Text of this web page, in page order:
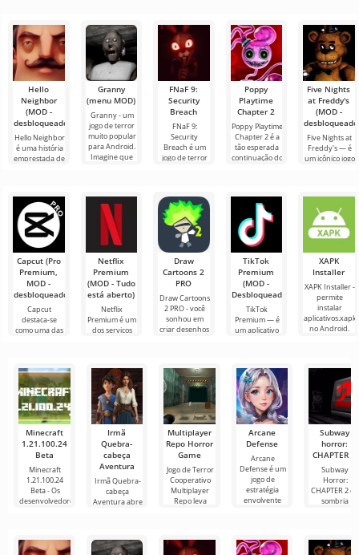
Hello
Neighbor
(MOD -
desbloqueado)
Hello Neighbor
é uma história
emprestada de
mas em
gráficos 3D,
para
Granny
(menu MOD)
Granny - um
jogo de terror
muito popular
para Android.
Imagine que
FNaF 9:
Security
Breach
FNaF 9:
Security
Breach é um
jogo de terror
conforto
Poppy
Playtime
Chapter 2
Poppy Playtime
Chapter 2 é a
tão esperada
continuação do
Five Nights
at Freddy's
(MOD -
Five Nights at
Freddy's — é
um icônico jogo
por Scott
Cawthon,
Capcut (Pro
Premium,
MOD -
desbloqueado)
Capcut
destaca-se
como uma das
para edição de
vídeo,
garantindo um
Netflix
Premium
(MOD - Tudo
está aberto)
Netflix
Premium é um
dos serviços
programas de
TV em
Draw
Cartoons 2
PRO
Draw Cartoons
2 PRO - você
sonhou em
criar desenhos
até
TikTok
Premium
(MOD -
Desbloqueado)
TikTok
Premium — é
um aplicativo
outros
usuários ou
encontrar
XAPK
Installer
XAPK Installer -
permite
instalar
aplicativos.xapk
no Android.
Minecraft
1.21.100.24
Beta
Minecraft
1.21.100.24
Beta - Os
desenvolvedores
Irmã
Quebra-
cabeça
Aventura
Irmã Quebra-
cabeça
Aventura abre
Multiplayer
Repo Horror
Game
Jogo de Terror
Cooperativo
Multiplayer
Repo leva
Arcane
Defense
Arcane
Defense é um
jogo de
estratégia
envolvente
Subway
horror:
CHAPTER 2
Subway
Horror:
CHAPTER 2 é a
sombria